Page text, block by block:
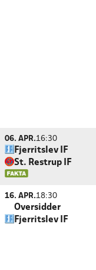
06. APR.16:30
Fjerritslev IF
St. Restrup IF
16. APR.18:30
Oversidder
Fjerritslev IF